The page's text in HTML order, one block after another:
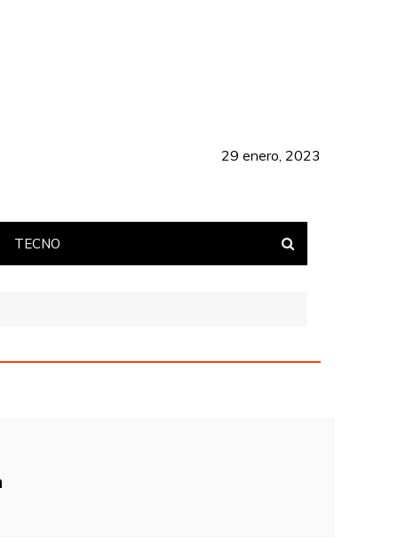
29 enero, 2023
TECNO